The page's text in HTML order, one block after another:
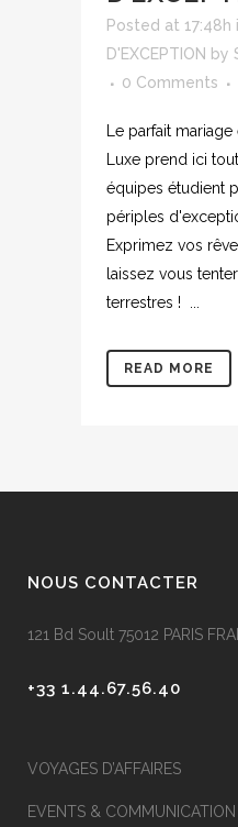
Posted at 17:48h
D'EXCEPTION by
0 Comments
Le parfait
Luxe prend ici
équipes étudient
périples
Exprimez vos
laissez vous
terrestres ! ...
READ MORE
NOUS CONTACTER
121 Bd Soult 75012 PARIS
+33 1.44.67.56.40
VOYAGES D’AFFAIRES
EVENTS & COMMUNICATION